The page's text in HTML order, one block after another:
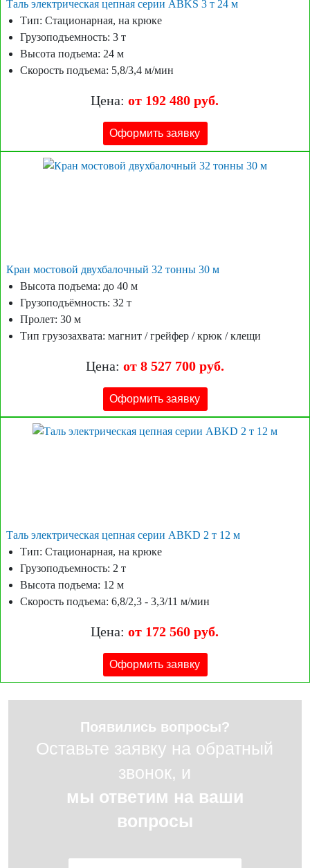
Таль электрическая цепная серии ABKS 3 т 24 м
Тип: Стационарная, на крюке
Грузоподъемность: 3 т
Высота подъема: 24 м
Скорость подъема: 5,8/3,4 м/мин
Цена:от 192 480 руб.
Оформить заявку
Кран мостовой двухбалочный 32 тонны 30 м
Высота подъема: до 40 м
Грузоподъёмность: 32 т
Пролет: 30 м
Тип грузозахвата: магнит / грейфер / крюк / клещи
Цена: от 8 527 700 руб.
Оформить заявку
Таль электрическая цепная серии ABKD 2 т 12 м
Тип: Стационарная, на крюке
Грузоподъемность: 2 т
Высота подъема: 12 м
Скорость подъема: 6,8/2,3 - 3,3/11 м/мин
Цена:от 172 560 руб.
Оформить заявку
Появились вопросы?
Оставьте заявку на обратный
звонок, и
мы ответим на ваши
вопросы